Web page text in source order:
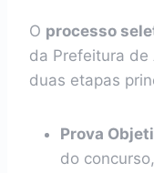
O processo
da Prefeitura de
duas etapas
Prova
do